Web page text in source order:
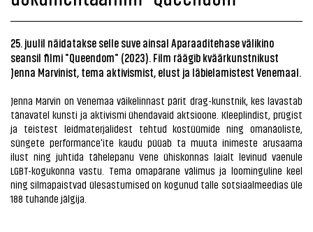
25. juulil näidatakse selle suve ainsal Aparaaditehase välikino
seansil filmi "Queendom" (2023). Film räägib kväärkunstnikust
Jenna Marvinist, tema aktivismist, elust ja läbielamistest Venemaal.
Jenna Marvin on Venemaa väikelinnast pärit drag-kunstnik, kes lavastab
tänavatel kunsti ja aktivismi ühendavaid aktsioone. Kleeplindist, prügist
ja teistest leidmaterjalidest tehtud kostüümide ning omanäoliste,
süngete performance'ite kaudu püüab ta muuta inimeste arusaama
ilust ning juhtida tähelepanu Vene ühiskonnas laialt levinud vaenule
LGBT-kogukonna vastu. Tema omapärane välimus ja loominguline keel
ning silmapaistvad ülesastumised on kogunud talle sotsiaalmeedias üle
188 tuhande jälgija.